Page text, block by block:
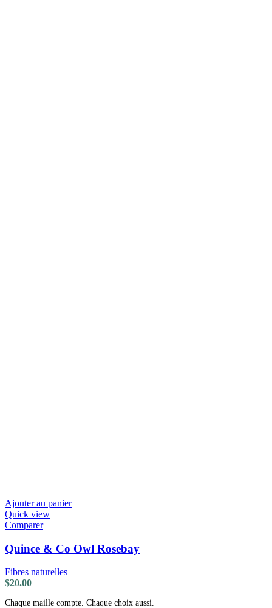
Ajouter au panier
Quick view
Comparer
Quince & Co Owl Rosebay
Fibres naturelles
$20.00
Chaque maille compte. Chaque choix aussi.